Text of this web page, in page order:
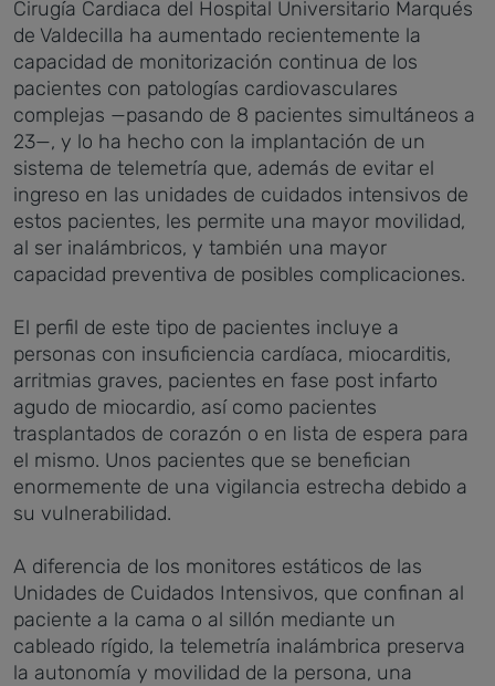
Cirugía Cardiaca del Hospital Universitario Marqués
de Valdecilla ha aumentado recientemente la
capacidad de monitorización continua de los
pacientes con patologías cardiovasculares
complejas —pasando de 8 pacientes simultáneos a
23—, y lo ha hecho con la implantación de un
sistema de telemetría que, además de evitar el
ingreso en las unidades de cuidados intensivos de
estos pacientes, les permite una mayor movilidad,
al ser inalámbricos, y también una mayor
capacidad preventiva de posibles complicaciones.
El perfil de este tipo de pacientes incluye a
personas con insuficiencia cardíaca, miocarditis,
arritmias graves, pacientes en fase post infarto
agudo de miocardio, así como pacientes
trasplantados de corazón o en lista de espera para
el mismo. Unos pacientes que se benefician
enormemente de una vigilancia estrecha debido a
su vulnerabilidad.
A diferencia de los monitores estáticos de las
Unidades de Cuidados Intensivos, que confinan al
paciente a la cama o al sillón mediante un
cableado rígido, la telemetría inalámbrica preserva
la autonomía y movilidad de la persona, una